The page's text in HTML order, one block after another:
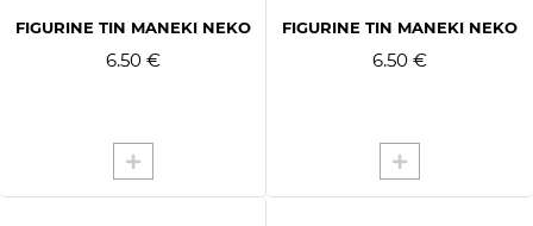
ROSE
FIGURINE TIN MANEKI NEKO
6.50 €
FIGURINE TIN MANEKI NEKO
6.50 €